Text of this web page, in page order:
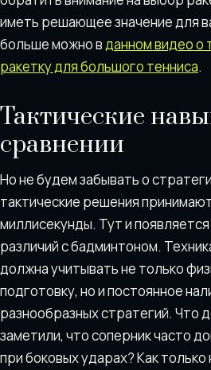
иметь решающее значение для
больше можно вданном видео о
ракетку для большого тенниса.
Тактические
сравнении
Но не будем забывать о
тактические решения
миллисекунды. Тут и
различий с бадминтоном.
должна учитывать не только
подготовку, но и постоянное
разнообразных стратегий. Что
заметили, что соперник часто
при боковых ударах? Как только